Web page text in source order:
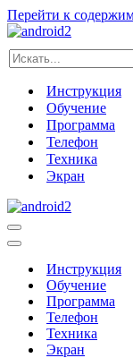
Перейти к
Искать...
Инструкция
Обучение
Программа
Телефон
Техника
Экран
Меню
навигации
Меню
навигацииИнструкция
Обучение
Программа
Телефон
Техника
Экран